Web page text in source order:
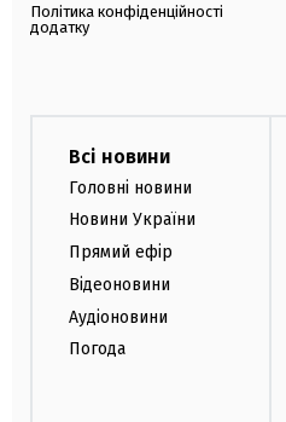
Політика конфіденційності
додатку
Всі новини
Головні новини
Новини України
Прямий ефір
Відеоновини
Аудіоновини
Погода